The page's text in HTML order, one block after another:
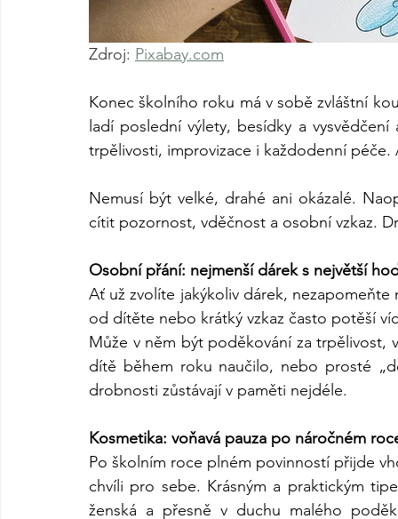
Zdroj: Pixabay.com
Konec školního roku má v sobě zvláštní
ladí poslední výlety, besídky a
trpělivosti, improvizace i každodenní
Nemusí být velké, drahé ani okázalé.
cítit pozornost, vděčnost a osobní vzkaz.
Osobní přání: nejmenší dárek s největší
Ať už zvolíte jakýkoliv dárek,
od dítěte nebo krátký vzkaz často potěší
Může v něm být poděkování za trpělivost,
dítě během roku naučilo, nebo prosté
drobnosti zůstávají v paměti nejdéle.
Kosmetika: voňavá pauza po náročném
Po školním roce plném povinností přijde
chvíli pro sebe. Krásným a praktickým
ženská a přesně v duchu malého